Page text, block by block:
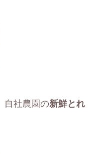
自社農園の新鮮とれ